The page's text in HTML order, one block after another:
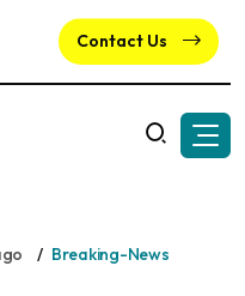
Contact Us
Breaking-News